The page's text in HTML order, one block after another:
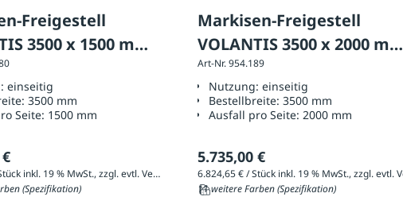
Freigestell
3500 x 1500 mm,
einseitig
einseitig
3500 mm
Seite: 1500 mm
6.699,70 € / Stück inkl. 19 % MwSt., zzgl. evtl. Versandkosten
(Spezifikation)
Markisen-Freigestell
VOLANTIS 3500 x 2000 mm,
Ausführung: einseitig
Art-Nr. 954.189
Nutzung:einseitig
Bestellbreite:3500 mm
Ausfall pro Seite:2000 mm
5.735,00 €
11 weitere Farben (Spezifikation)